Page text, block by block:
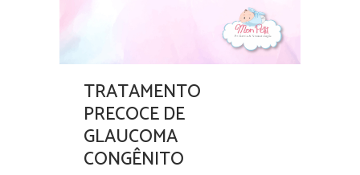
TRATAMENTO
PRECOCE DE
GLAUCOMA
CONGÊNITO